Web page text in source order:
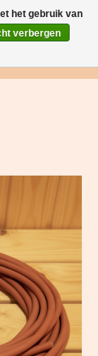
Verlanglijst
het gebruik van
verbergen